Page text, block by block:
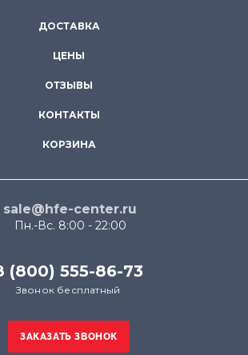
ДОСТАВКА
ЦЕНЫ
ОТЗЫВЫ
КОНТАКТЫ
КОРЗИНА
sale@hfe-center.ru
Пн.-Вс. 8:00 - 22:00
(800) 555-86-73
Звонок бесплатный